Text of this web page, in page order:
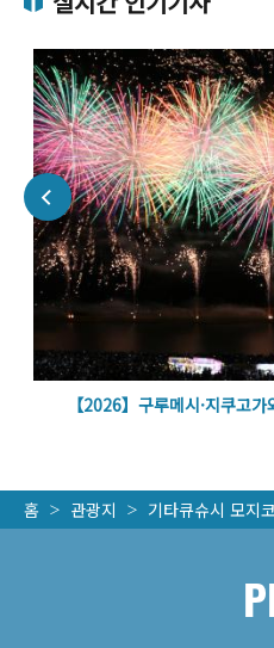
【2026】구루메시·지쿠고
홈 관광지 기타큐슈시 모지